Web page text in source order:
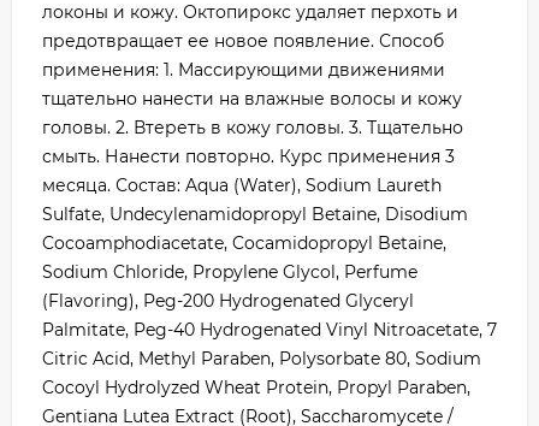
локоны и кожу. Октопирокс удаляет перхоть и
предотвращает ее новое появление. Способ
применения: 1. Массирующими движениями
тщательно нанести на влажные волосы и кожу
головы. 2. Втереть в кожу головы. 3. Тщательно
смыть. Нанести повторно. Курс применения 3
месяца. Состав: Aqua (Water), Sodium Laureth
Sulfate, Undecylenamidopropyl Betaine, Disodium
Cocoamphodiacetate, Cocamidopropyl Betaine,
Sodium Chloride, Propylene Glycol, Perfume
(Flavoring), Peg-200 Hydrogenated Glyceryl
Palmitate, Peg-40 Hydrogenated Vinyl Nitroacetate, 7
Citric Acid, Methyl Paraben, Polysorbate 80, Sodium
Cocoyl Hydrolyzed Wheat Protein, Propyl Paraben,
Gentiana Lutea Extract (Root), Saccharomycete /